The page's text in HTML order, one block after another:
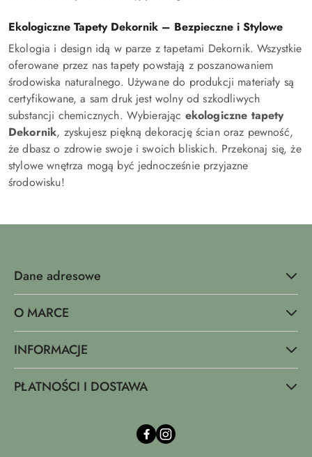
Ekologiczne Tapety Dekornik – Bezpieczne i Stylowe
Ekologia i design idą w parze z tapetami Dekornik. Wszystkie
oferowane przez nas tapety powstają z poszanowaniem
środowiska naturalnego. Używane do produkcji materiały są
certyfikowane, a sam druk jest wolny od szkodliwych
substancji chemicznych. Wybierając ekologiczne tapety
Dekornik, zyskujesz piękną dekorację ścian oraz pewność,
że dbasz o zdrowie swoje i swoich bliskich. Przekonaj się, że
stylowe wnętrza mogą być jednocześnie przyjazne
środowisku!
Dane adresowe
O MARCE
INFORMACJE
PŁATNOŚCI I DOSTAWA